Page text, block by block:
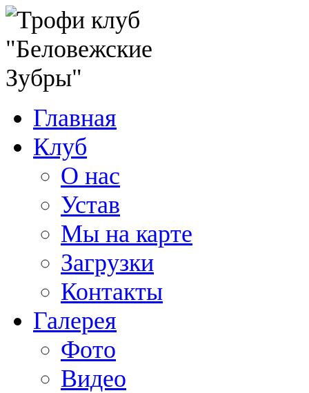
Главная
Клуб
О нас
Устав
Мы на карте
Загрузки
Контакты
Галерея
Фото
Видео